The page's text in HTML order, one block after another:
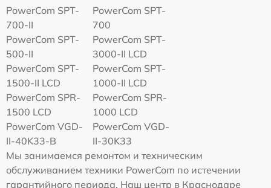
PowerCom SPT-
700-II
PowerCom SPT-
700
PowerCom SPT-
500-II
PowerCom SPT-
3000-II LCD
PowerCom SPT-
1500-II LCD
PowerCom SPT-
1000-II LCD
PowerCom SPR-
1500 LCD
PowerCom SPR-
1000 LCD
PowerCom VGD-
II-40K33-B
PowerCom VGD-
II-30K33
Мы занимаемся ремонтом и техническим
обслуживанием техники PowerCom по истечении
гарантийного периода. Наш центр в Краснодаре